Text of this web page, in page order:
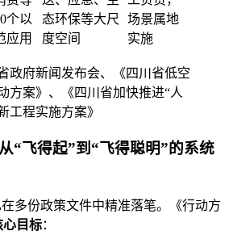
个以
应用
态环保等大尺
度空间
场景属地
实施
政府新闻发布会、《四川省低空
方案》、《四川省加快推进“人
工程实施方案》
“飞得起”到“飞得聪明”的系统
多份政策文件中精准落笔。《行动方
心目标：